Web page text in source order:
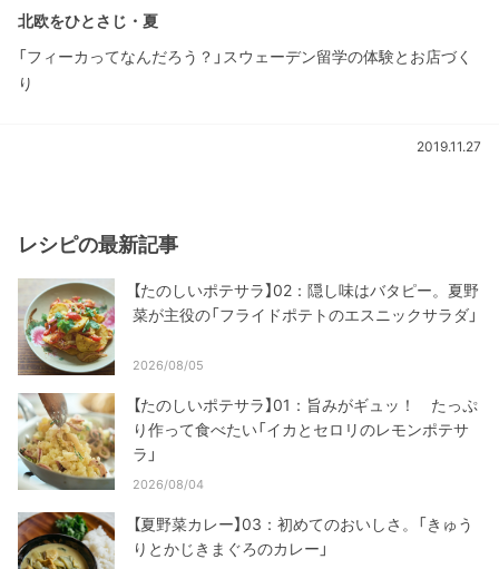
北欧をひとさじ・夏
「フィーカってなんだろう？」スウェーデン留学の体験とお店づく
り
2019.11.27
レシピの最新記事
【たのしいポテサラ】02：隠し味はバタピー。夏野
菜が主役の「フライドポテトのエスニックサラダ」
2026/08/05
【たのしいポテサラ】01：旨みがギュッ！ たっぷ
り作って食べたい「イカとセロリのレモンポテサ
ラ」
2026/08/04
【夏野菜カレー】03：初めてのおいしさ。「きゅう
りとかじきまぐろのカレー」